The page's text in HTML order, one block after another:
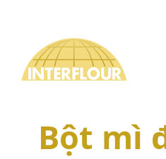
Bột mì